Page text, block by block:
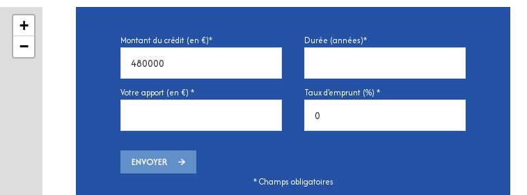
+
−
Montant du crédit (en €)* Durée (années)*
Votre apport (en €) * Taux d'emprunt (%) *
ENVOYER
* Champs obligatoires